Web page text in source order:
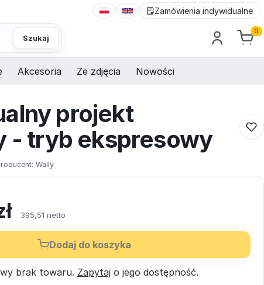
Zamówienia indywidualne
Szukaj
0
Akcesoria Ze zdjęcia Nowości
projekt
- tryb ekspresowy
Wally
395,51 netto
Dodaj do koszyka
brak towaru. Zapytaj o jego dostępność.